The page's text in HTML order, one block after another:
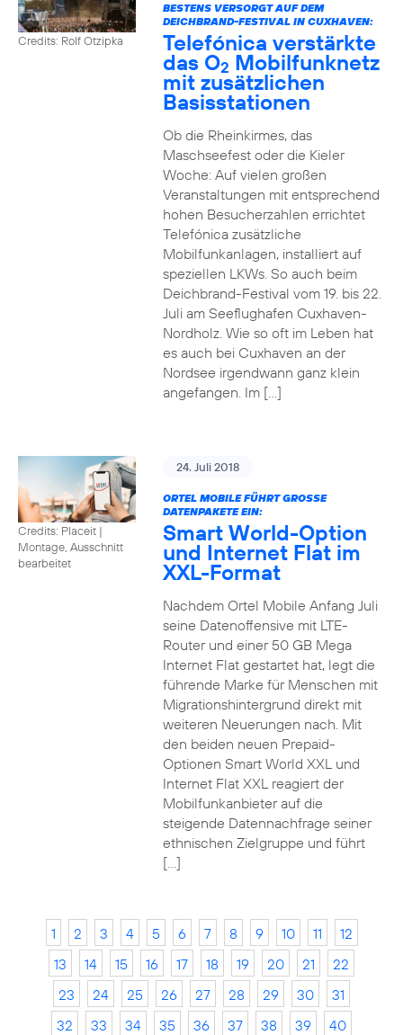
Credits: Rolf Otzipka
BESTENS VERSORGT AUF DEM
DEICHBRAND-FESTIVAL IN CUXHAVEN:
Telefónica verstärkte
das O2 Mobilfunknetz
mit zusätzlichen
Basisstationen
Ob die Rheinkirmes, das
Maschseefest oder die Kieler
Woche: Auf vielen großen
Veranstaltungen mit entsprechend
hohen Besucherzahlen errichtet
Telefónica zusätzliche
Mobilfunkanlagen, installiert auf
speziellen LKWs. So auch beim
Deichbrand-Festival vom 19. bis 22.
Juli am Seeflughafen Cuxhaven-
Nordholz. Wie so oft im Leben hat
es auch bei Cuxhaven an der
Nordsee irgendwann ganz klein
angefangen. Im […]
Credits: Placeit |
Montage, Ausschnitt
bearbeitet
24. Juli 2018
ORTEL MOBILE FÜHRT GROSSE D
ATENPAKETE EIN:
Smart World-Option
und Internet Flat im
XXL-Format
Nachdem Ortel Mobile Anfang Juli
seine Datenoffensive mit LTE-
Router und einer 50 GB Mega
Internet Flat gestartet hat, legt die
führende Marke für Menschen mit
Migrationshintergrund direkt mit
weiteren Neuerungen nach. Mit
den beiden neuen Prepaid-
Optionen Smart World XXL und
Internet Flat XXL reagiert der
Mobilfunkanbieter auf die
steigende Datennachfrage seiner
ethnischen Zielgruppe und führt
[…]
1 2 3 4 5 6 7 8 9 10 11
12
13
14 15 16 17 18 19 20 21
22
23
24 25 26 27 28 29 30
31
32
33 34 35 36 37 38 39
40